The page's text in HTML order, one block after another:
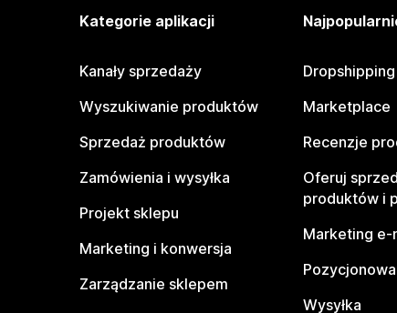
Kategorie aplikacji
Kanały sprzedaży
Wyszukiwanie produktów
Sprzedaż produktów
Zamówienia i wysyłka
Projekt sklepu
Marketing i konwersja
Zarządzanie sklepem
Dropshipping
Marketplace
Recenzje
Oferuj
produktów i
Marketing e-
Wysyłka